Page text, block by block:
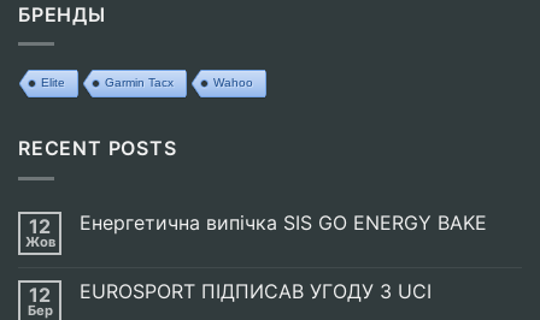
БРЕНДЫ
Elite Garmin Tacx Wahoo
RECENT POSTS
12
Жов
Енергетична випічка SIS GO ENERGY BAKE
Енергетична
12
Бер
EUROSPORT ПІДПИСАВ УГОДУ З UCI